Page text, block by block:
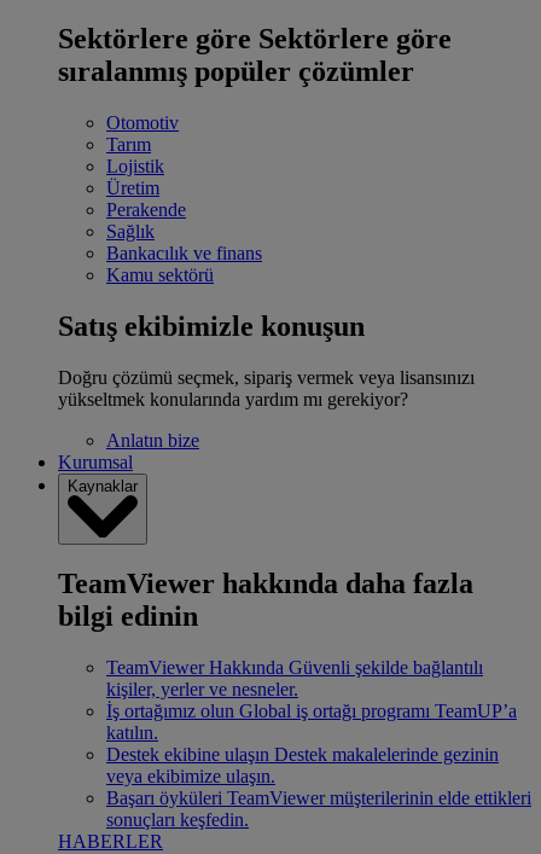
Sektörlere göre Sektörlere göre
sıralanmış popüler çözümler
Otomotiv
Tarım
Lojistik
Üretim
Perakende
Sağlık
Bankacılık ve finans
Kamu sektörü
Satış ekibimizle konuşun
Doğru çözümü seçmek, sipariş vermek veya lisansınızı
yükseltmek konularında yardım mı gerekiyor?
Anlatın bize
Kurumsal
Kaynaklar
TeamViewer hakkında daha fazla
bilgi edinin
TeamViewer Hakkında Güvenli şekilde bağlantılı
kişiler, yerler ve nesneler.
İş ortağımız olun Global iş ortağı programı TeamUP’a
katılın.
Destek ekibine ulaşın Destek makalelerinde gezinin
veya ekibimize ulaşın.
Başarı öyküleri TeamViewer müşterilerinin elde ettikleri
sonuçları keşfedin.
HABERLER